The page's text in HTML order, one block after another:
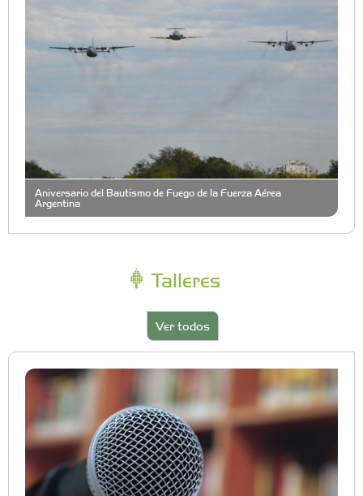
Aniversario del Bautismo de Fuego de la Fuerza Aérea
Argentina
Talleres
Ver todos